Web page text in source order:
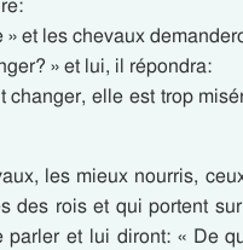
et les chevaux
» et lui, il répondra:
changer, elle est trop
les mieux nourris,
des rois et qui portent
parler et lui diront: « De